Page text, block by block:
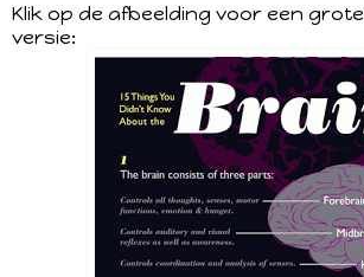
Klik op de afbeelding voor een
versie: